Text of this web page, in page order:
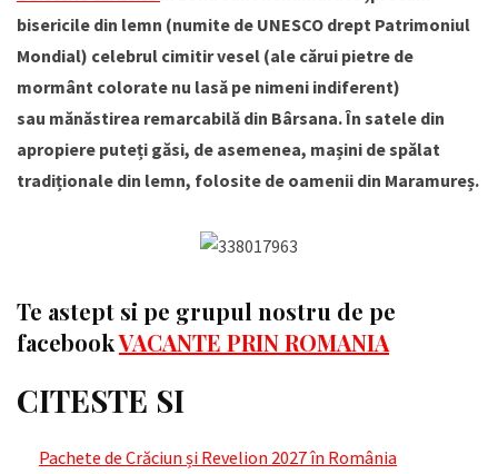
bisericile din lemn (numite de UNESCO drept Patrimoniul
Mondial) celebrul cimitir vesel (ale cărui pietre de
mormânt colorate nu lasă pe nimeni indiferent)
sau mănăstirea remarcabilă din Bârsana. În satele din
apropiere puteți găsi, de asemenea, mașini de spălat
tradiționale din lemn, folosite de oamenii din Maramureș.
Te astept si pe grupul nostru de pe
facebookVACANTE PRIN ROMANIA
CITESTE SI
Pachete de Crăciun și Revelion 2027 în România